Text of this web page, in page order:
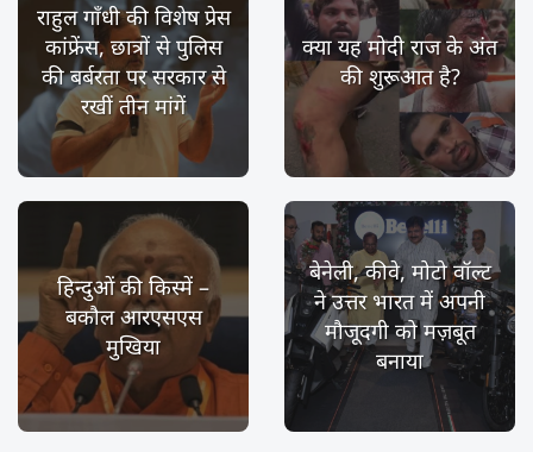
राहुल गाँधी की विशेष प्रेस
कांफ्रेंस, छात्रों से पुलिस
की बर्बरता पर सरकार से
रखीं तीन मांगें
क्या यह मोदी राज के अंत
की शुरूआत है?
हिन्दुओं की किस्में –
बकौल आरएसएस
मुखिया
बेनेली, कीवे, मोटो वॉल्ट
ने उत्तर भारत में अपनी
मौजूदगी को मज़बूत
बनाया